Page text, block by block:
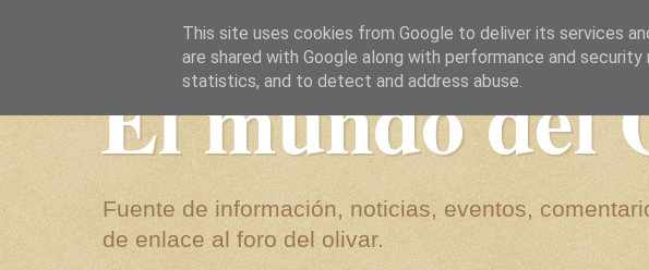
El mundo del
Fuente de información, noticias, eventos,
de enlace al foro del olivar.
This site uses cookies from Google to deliver its services
are shared with Google along with performance and
statistics, and to detect and address abuse.